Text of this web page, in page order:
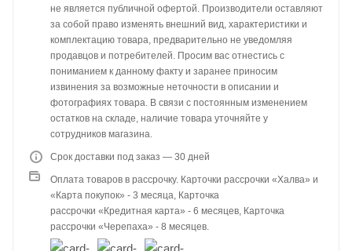
не является публичной офертой. Производители оставляют
за собой право изменять внешний вид, характеристики и
комплектацию товара, предварительно не уведомляя
продавцов и потребителей. Просим вас отнестись с
пониманием к данному факту и заранее приносим
извинения за возможные неточности в описании и
фотографиях товара. В связи с постоянным изменением
остатков на складе, наличие товара уточняйте у
сотрудников магазина.
Срок доставки под заказ — 30 дней
Оплата товаров в рассрочку. Карточки рассрочки «Халва» и
«Карта покупок» - 3 месяца, Карточка
рассрочки «Кредитная карта» - 6 месяцев, Карточка
рассрочки «Черепаха» - 8 месяцев.